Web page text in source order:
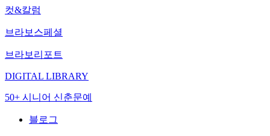
컷&칼럼
브라보스페셜
브라보리포트
DIGITAL LIBRARY
50+ 시니어 신춘문예
블로그